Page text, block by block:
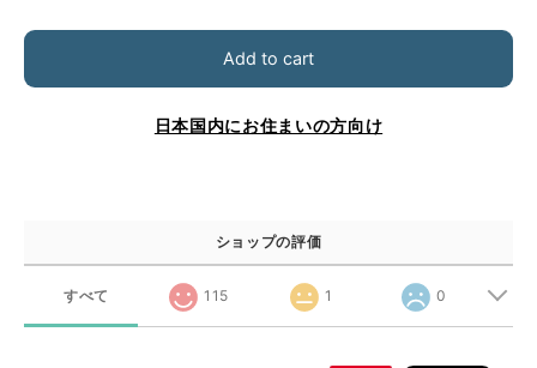
Add to cart
日本国内にお住まいの方向け
ショップの評価
すべて 115 1 0